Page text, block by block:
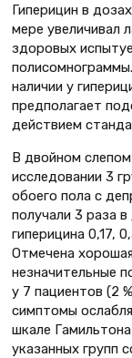
Гиперицин в
мере увеличивал
здоровых
наличии у
предполагает
действием
В двойном
исследовании 3
обоего пола с
получали 3 раза
гиперицина 0,17,
Отмечена
незначительные
у 7 пациентов (2
симптомы
шкале
указанных групп